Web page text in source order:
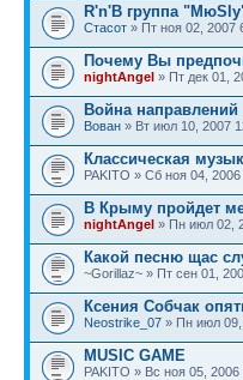
R'n'B группа
Стасот » Пт ноя 02, 2007
Почему Вы
nightAngel » Пт дек 01,
Война направлений
Вован » Вт июл 10, 2007
Классическая
PAKITO » Сб ноя 04,
В Крыму пройдет
nightAngel » Пн июл 02,
Какой песню щас
~Gorillaz~ » Пт сен 01,
Ксения Собчак
Neostrike_07 » Пн июл 09,
MUSIC GAME
PAKITO » Вс ноя 05, 2006